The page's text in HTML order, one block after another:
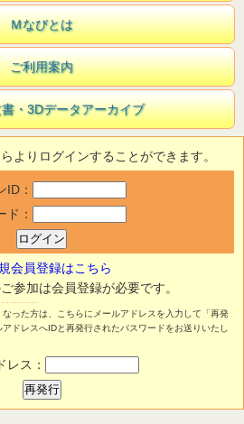
Ｍなびとは
ご利用案内
・3Dデータアーカイブ
よりログインすることができます。
ID：
ド：
会員登録はこちら
参加は会員登録が必要です。
った方は、こちらにメールアドレスを入力して「再発
ドレスへIDと再発行されたパスワードをお送りいたし
レス：